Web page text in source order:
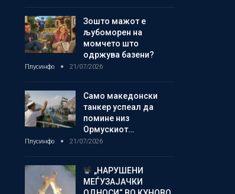
Зошто мажот е
љубоморен на
момчето што
одржува базени?
Плусинфо 21/07/2026
Само македонски
танкер успеал да
помине низ
Ормускиот…
Плусинфо 21/07/2026
„НАРУШЕНИ
МЕЃУЗАЈАЧКИ